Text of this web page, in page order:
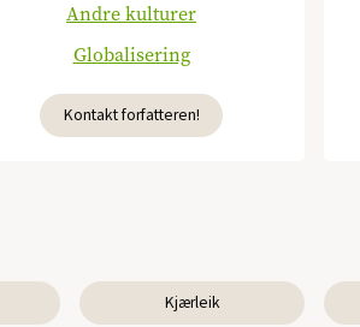
Andre kulturer
Globalisering
Kontakt forfatteren!
Kjærleik